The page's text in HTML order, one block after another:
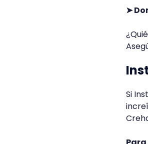
➤
Si